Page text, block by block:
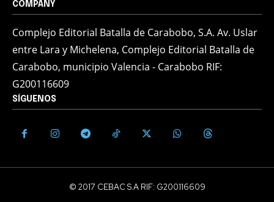
COMPANY
Complejo Editorial Batalla de Carabobo, S.A. Av. Uslar
entre Lara y Michelena, Complejo Editorial Batalla de
Carabobo, municipio Valencia - Carabobo RIF:
G200116609
SÍGUENOS
© 2017 CEBAC S.A RIF: G200116609